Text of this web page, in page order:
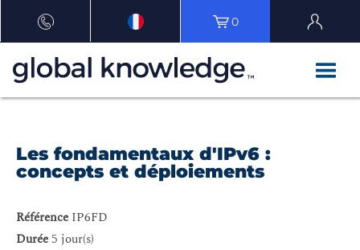
0
Les fondamentaux d'IPv6 :
concepts et déploiements
Référence IP6FD
Durée 5 jour(s)